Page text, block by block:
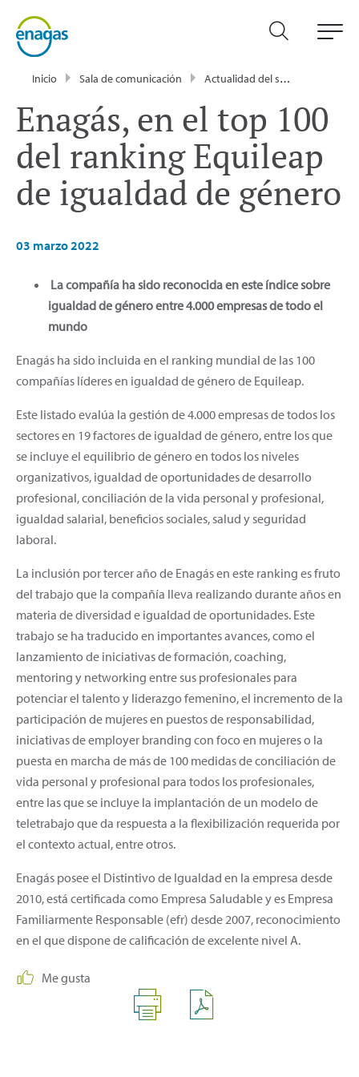
Inicio Sala de comunicación Actualidad del sector energético - Enagás
Enagás, en el top 100
del ranking Equileap
de igualdad de género
03 marzo 2022
La compañía ha sido reconocida en este índice sobre
igualdad de género entre 4.000 empresas de todo el
mundo
Enagás ha sido incluida en el ranking mundial de las 100
compañías líderes en igualdad de género de Equileap.
Este listado evalúa la gestión de 4.000 empresas de todos los
sectores en 19 factores de igualdad de género, entre los que
se incluye el equilibrio de género en todos los niveles
organizativos, igualdad de oportunidades de desarrollo
profesional, conciliación de la vida personal y profesional,
igualdad salarial, beneficios sociales, salud y seguridad
laboral.
La inclusión por tercer año de Enagás en este ranking es fruto
del trabajo que la compañía lleva realizando durante años en
materia de diversidad e igualdad de oportunidades. Este
trabajo se ha traducido en importantes avances, como el
lanzamiento de iniciativas de formación, coaching,
mentoring y networking entre sus profesionales para
potenciar el talento y liderazgo femenino, el incremento de la
participación de mujeres en puestos de responsabilidad,
iniciativas de employer branding con foco en mujeres o la
puesta en marcha de más de 100 medidas de conciliación de
vida personal y profesional para todos los profesionales,
entre las que se incluye la implantación de un modelo de
teletrabajo que da respuesta a la flexibilización requerida por
el contexto actual, entre otros.
Enagás posee el Distintivo de Igualdad en la empresa desde
2010, está certificada como Empresa Saludable y es Empresa
Familiarmente Responsable (efr) desde 2007, reconocimiento
en el que dispone de calificación de excelente nivel A.
Me gusta